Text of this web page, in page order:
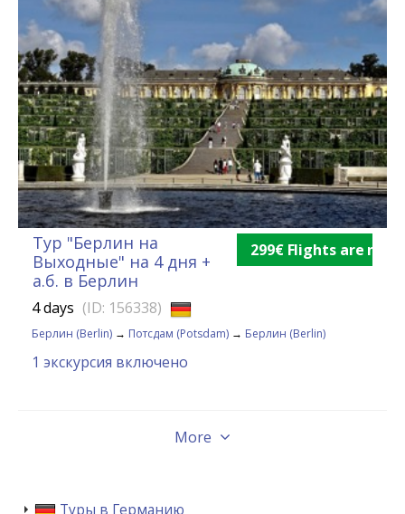
Тур "Берлин на
Выходные" на 4 дня +
а.б. в Берлин
299€ Flights are not
4 days (ID: 156338)
Берлин (Berlin) → Потсдам (Potsdam) → Берлин (Berlin)
1 экскурсия включено
More
Туры в Германию